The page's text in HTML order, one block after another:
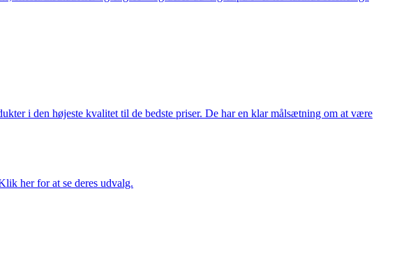
i den højeste kvalitet til de bedste priser. De har en klar målsætning om at være
her for at se deres udvalg.